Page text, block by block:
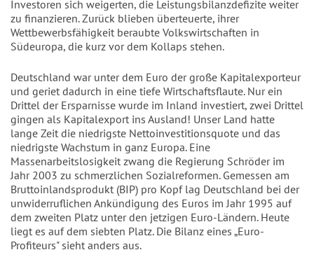
Investoren sich weigerten, die Leistungsbilanzdefizite weiter
zu finanzieren. Zurück blieben überteuerte, ihrer
Wettbewerbsfähigkeit beraubte Volkswirtschaften in
Südeuropa, die kurz vor dem Kollaps stehen.
Deutschland war unter dem Euro der große Kapitalexporteur
und geriet dadurch in eine tiefe Wirtschaftsflaute. Nur ein
Drittel der Ersparnisse wurde im Inland investiert, zwei Drittel
gingen als Kapitalexport ins Ausland! Unser Land hatte
lange Zeit die niedrigste Nettoinvestitionsquote und das
niedrigste Wachstum in ganz Europa. Eine
Massenarbeitslosigkeit zwang die Regierung Schröder im
Jahr 2003 zu schmerzlichen Sozialreformen. Gemessen am
Bruttoinlandsprodukt (BIP) pro Kopf lag Deutschland bei der
unwiderruflichen Ankündigung des Euros im Jahr 1995 auf
dem zweiten Platz unter den jetzigen Euro-Ländern. Heute
liegt es auf dem siebten Platz. Die Bilanz eines „Euro-
Profiteurs" sieht anders aus.